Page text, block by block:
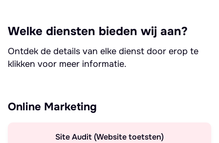
Welke diensten bieden wij aan?
Ontdek de details van elke dienst door erop te
klikken voor meer informatie.
Online Marketing
Site Audit (Website toetsten)